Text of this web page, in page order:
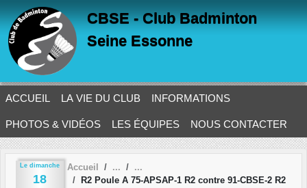
CBSE - Club Badminton
Seine Essonne
ACCUEIL LA VIE DU CLUB INFORMATIONS
PHOTOS & VIDÉOS LES ÉQUIPES NOUS CONTACTER
Le dimanche
18
Accueil
R2 Poule A 75-APSAP-1 R2 contre 91-CBSE-2 R2
Panneau de gestion des cookies